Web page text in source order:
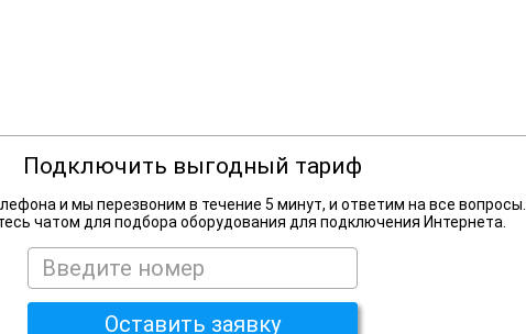
Подключить выгодный тариф
и мы перезвоним в течение 5 минут, и ответим на все вопросы.
чатом для подбора оборудования для подключения Интернета.
Оставить заявку